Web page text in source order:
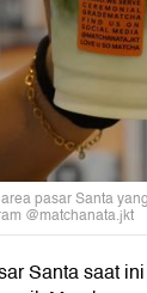
pasar Santa
@matchanata.jkt
Santa saat